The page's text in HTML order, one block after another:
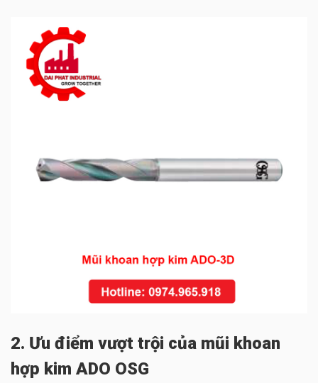
2. Ưu điểm vượt trội của mũi khoan
hợp kim ADO OSG